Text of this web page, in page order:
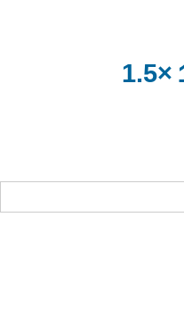
1.5×
故